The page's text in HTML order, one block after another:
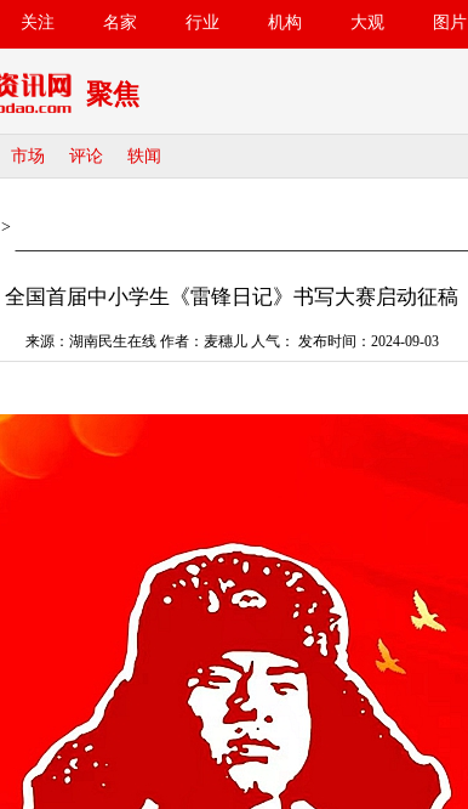
关注 名家 行业 机构 大观 图片
聚焦
市场 评论 轶闻
>
全国首届中小学生《雷锋日记》书写大赛启动征稿
来源：湖南民生在线 作者：麦穗儿 人气： 发布时间：2024-09-03